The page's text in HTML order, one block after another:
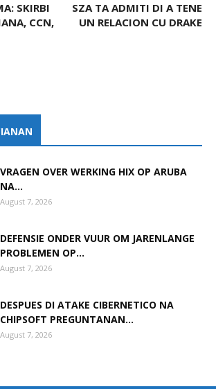
SKIRBI
CCN,
SZA TA ADMITI DI A TENE
UN RELACION CU DRAKE
VRAGEN OVER WERKING HIX OP ARUBA
NA...
August 7, 2026
DEFENSIE ONDER VUUR OM JARENLANGE
PROBLEMEN OP...
August 7, 2026
DESPUES DI ATAKE CIBERNETICO NA
CHIPSOFT PREGUNTANAN...
August 7, 2026